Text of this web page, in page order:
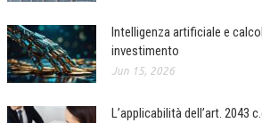
FISCO
DIRITTO TRIBUTARIO
FISCALITÀ INTERNAZIONALE
Intelligenza artificiale e
investimento
Jun 15, 2026
L’applicabilità dell’art. 2043